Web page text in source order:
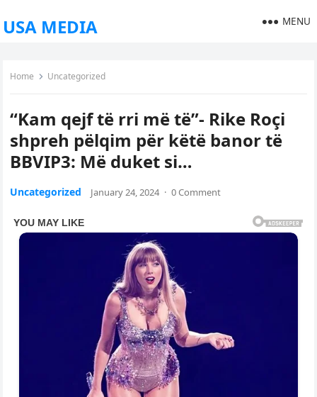
USA MEDIA MENU
Home Uncategorized
“Kam qejf të rri më të”- Rike Roçi
shpreh pëlqim për këtë banor të
BBVIP3: Më duket si…
Uncategorized January 24, 2024 · 0 Comment